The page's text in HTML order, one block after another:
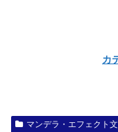
カ
マンデラ・エフェクト